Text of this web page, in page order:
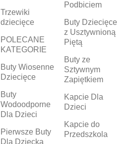
Trzewiki
dziecięce
POLECANE
KATEGORIE
Buty Wiosenne
Dziecięce
Buty
Wodoodporne
Dla Dzieci
Pierwsze Buty
Dla Dziecka
Podbiciem
Buty Dziecięce
z Usztywnioną
Piętą
Buty ze
Sztywnym
Zapiętkiem
Kapcie Dla
Dzieci
Kapcie do
Przedszkola